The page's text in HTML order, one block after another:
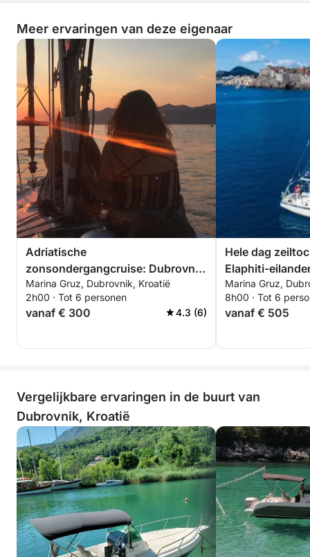
Meer ervaringen van deze eigenaar
Adriatische
zonsondergangcruise: Dubrovnik
per zeilboot
Marina Gruz, Dubrovnik, Kroatië
2h00 · Tot 6 personen
vanaf € 300 4.3 (6)
Hele dag
Elaphiti-
en Šipan
Marina Gruz,
8h00 · Tot 6
vanaf € 505
Vergelijkbare ervaringen in de buurt van
Dubrovnik, Kroatië